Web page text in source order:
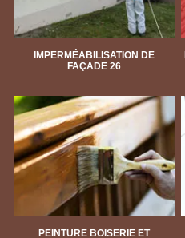
IMPERMÉABILISATION DE
FAÇADE 26
PEINTURE BOISERIE ET